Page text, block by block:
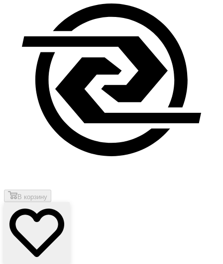
В корзину